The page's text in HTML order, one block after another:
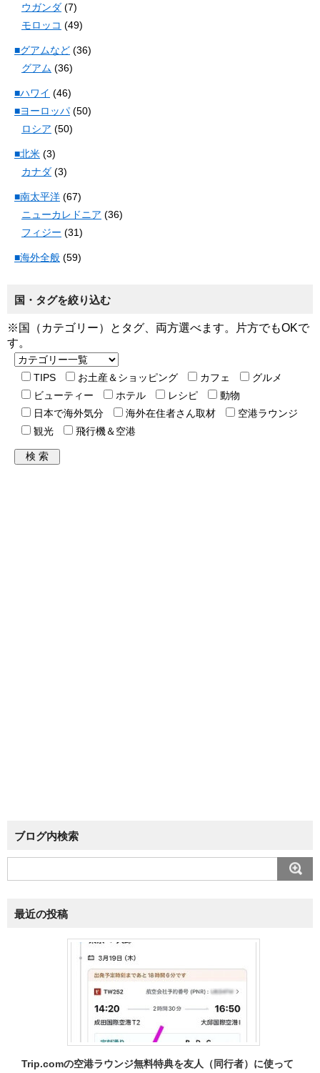
ウガンダ (7)
モロッコ (49)
■グアムなど (36)
グアム (36)
■ハワイ (46)
■ヨーロッパ (50)
ロシア (50)
■北米 (3)
カナダ (3)
■南太平洋 (67)
ニューカレドニア (36)
フィジー (31)
■海外全般 (59)
国・タグを絞り込む
※国（カテゴリー）とタグ、両方選べます。片方でもOKで
す。
TIPS お土産＆ショッピング カフェ
グルメ
ビューティー
ホテル レシピ
動物
日本で海外気分
海外在住者さん取材
空港ラウンジ
観光
飛行機＆空港
ブログ内検索
最近の投稿
Trip.comの空港ラウンジ無料特典を友人（同行者）に使って